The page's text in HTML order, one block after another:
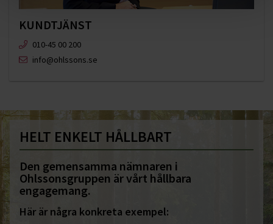
KUNDTJÄNST
010-45 00 200​
info@ohlssons.se
HELT ENKELT HÅLLBART
Den gemensamma nämnaren i
Ohlssonsgruppen är vårt hållbara
engagemang.
Här är några konkreta exempel: